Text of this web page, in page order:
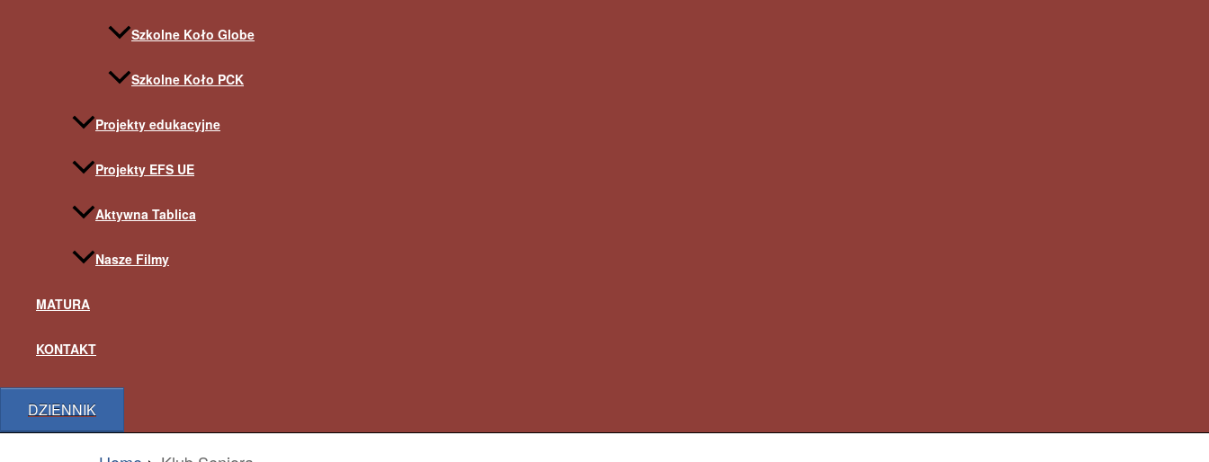
Szkolne Koło Globe
Szkolne Koło PCK
Projekty edukacyjne
Projekty EFS UE
Aktywna Tablica
Nasze Filmy
MATURA
KONTAKT
DZIENNIK